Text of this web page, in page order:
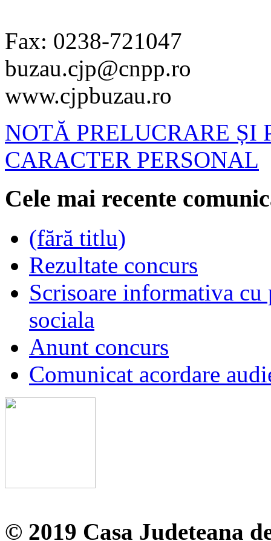
Fax: 0238-721047
buzau.cjp@cnpp.ro
www.cjpbuzau.ro
NOTĂ PRELUCRARE ȘI
CARACTER PERSONAL
Cele mai recente
(fără titlu)
Rezultate concurs
Scrisoare informativa
sociala
Anunt concurs
Comunicat acordare
© 2019 Casa Judeteana